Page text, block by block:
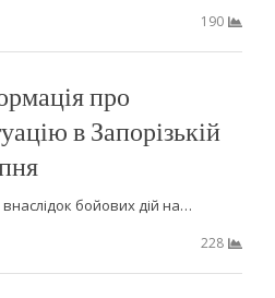
190
про
в Запорізькій
бойових дій на…
228